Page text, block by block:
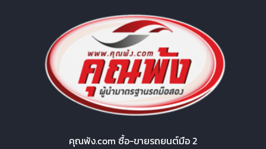
คุณพ้ง.com ซื้อ-ขายรถยนต์มือ 2